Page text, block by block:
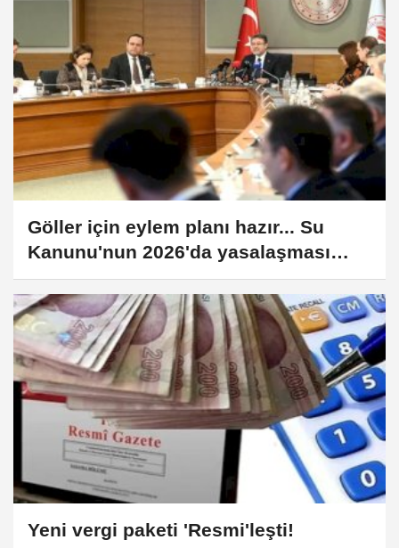
Göller için eylem planı hazır... Su
Kanunu'nun 2026'da yasalaşması
bekleniyor
Yeni vergi paketi 'Resmi'leşti!